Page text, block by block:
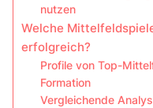
nutzen
Welche
erfolgreich?
Profile von Top-
Formation
Vergleichende